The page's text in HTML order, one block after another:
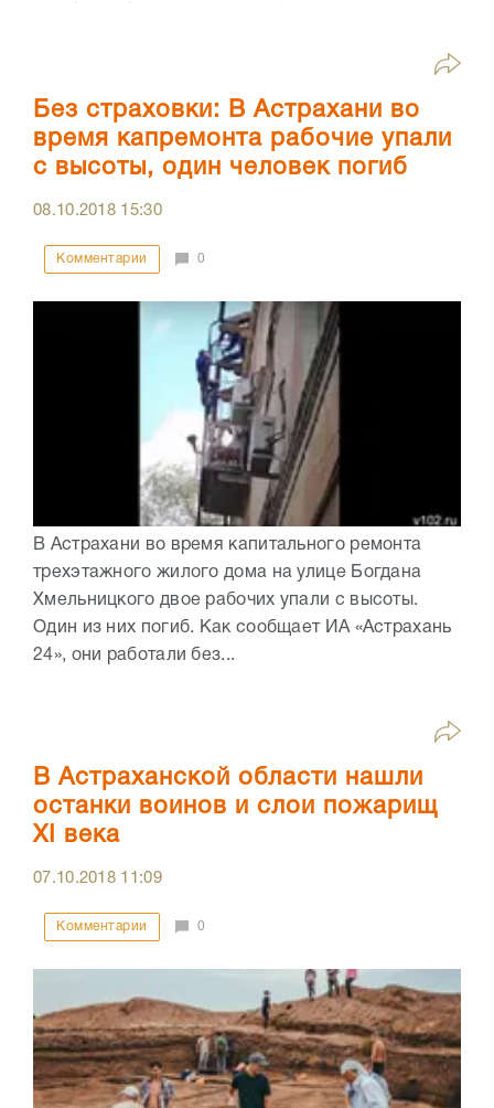
Без страховки: В Астрахани во
время капремонта рабочие упали
с высоты, один человек погиб
08.10.2018 15:30
Комментарии 0
В Астрахани во время капитального ремонта
трехэтажного жилого дома на улице Богдана
Хмельницкого двое рабочих упали с высоты.
Один из них погиб. Как сообщает ИА «Астрахань
24», они работали без...
В Астраханской области нашли
останки воинов и слои пожарищ
XI века
07.10.2018 11:09
Комментарии 0